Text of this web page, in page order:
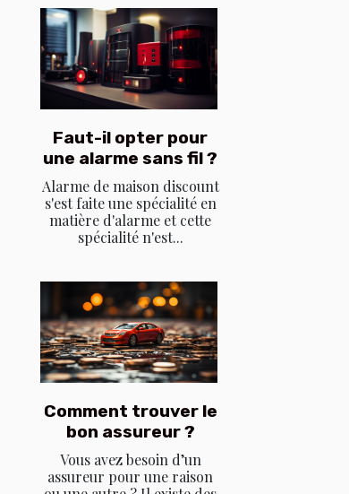
Faut-il opter pour
une alarme sans fil ?
Alarme de maison discount
s'est faite une spécialité en
matière d'alarme et cette
spécialité n'est...
Comment trouver le
bon assureur ?
Vous avez besoin d’un
assureur pour une raison